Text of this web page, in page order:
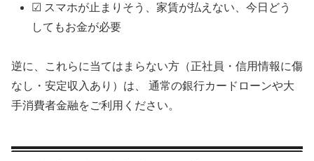
☑ スマホが止まりそう、家賃が払えない、今日どう
してもお金が必要
逆に、これらに当てはまらない方（正社員・信用情報に傷
なし・安定収入あり）は、 通常の銀行カードローンや大
手消費者金融をご利用ください。